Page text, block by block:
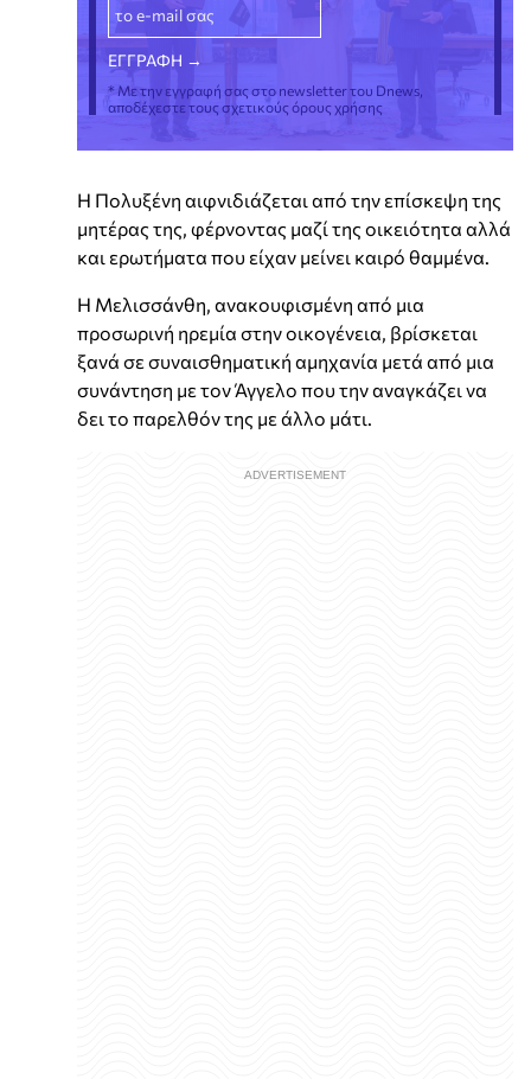
* Με την εγγραφή σας στο newsletter του Dnews,
αποδέχεστε τους σχετικούς όρους χρήσης
Η Πολυξένη αιφνιδιάζεται από την επίσκεψη της
μητέρας της, φέρνοντας μαζί της οικειότητα αλλά
και ερωτήματα που είχαν μείνει καιρό θαμμένα.
Η Μελισσάνθη, ανακουφισμένη από μια
προσωρινή ηρεμία στην οικογένεια, βρίσκεται
ξανά σε συναισθηματική αμηχανία μετά από μια
συνάντηση με τον Άγγελο που την αναγκάζει να
δει το παρελθόν της με άλλο μάτι.